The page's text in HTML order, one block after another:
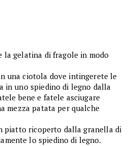
gelatina di fragole in modo
una ciotola dove intingerete le
in uno spiedino di legno dalla
bene e fatele asciugare
mezza patata per qualche
piatto ricoperto dalla granella di
lo spiedino di legno.